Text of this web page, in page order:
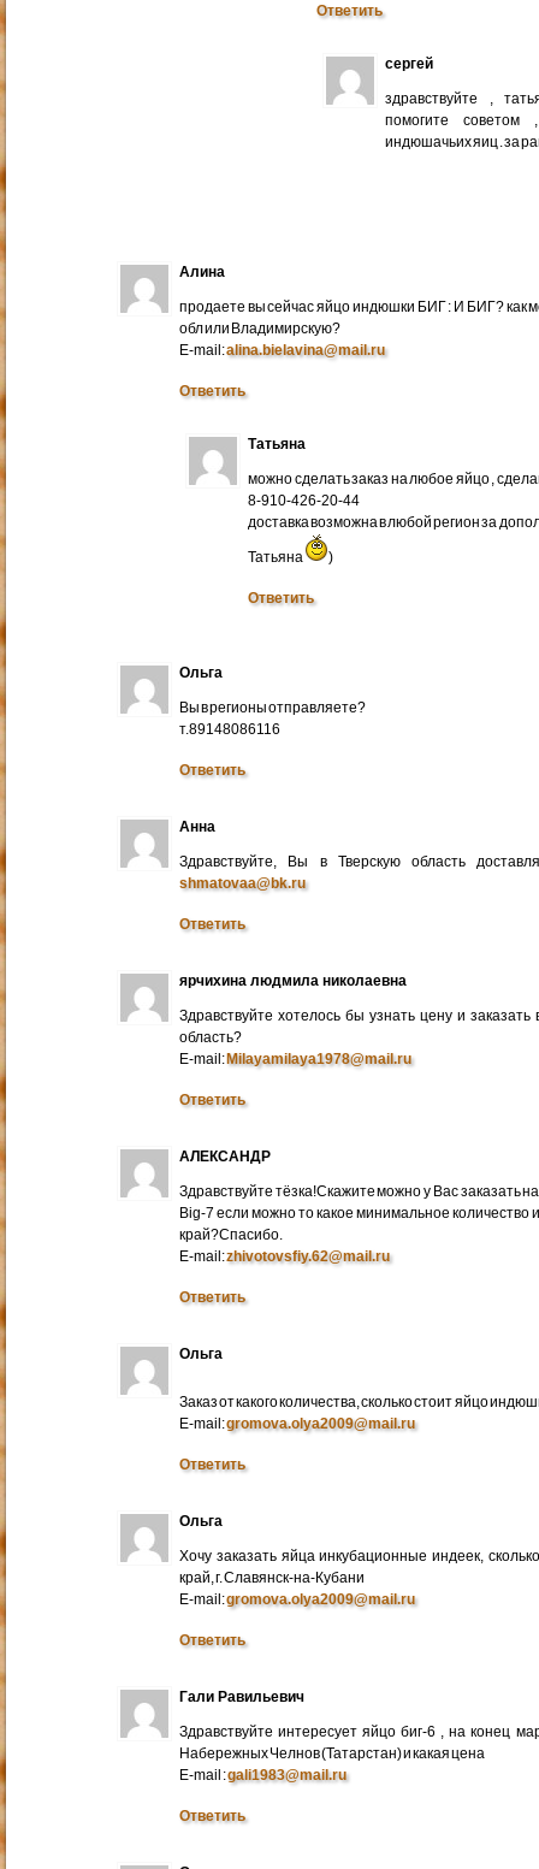
Ответить
сергей
здравствуйте ,
помогите
индюшачьих яиц . за
Алина
продаете вы сейчас яйцо индюшки БИГ : И БИГ? как
обл или Владимирскую?
E-mail:alina.bielavina@mail.ru
Ответить
Татьяна
можно сделать заказ на любое яйцо ,
8-910-426-20-44
доставка возможна в любой регион за
Татьяна )
Ответить
Ольга
Вы в регионы отправляете?
т.89148086116
Ответить
Анна
Здравствуйте, Вы в Тверскую область
shmatovaa@bk.ru
Ответить
ярчихина людмила николаевна
Здравствуйте хотелось бы узнать цену и
область?
E-mail:Milayamilaya1978@mail.ru
Ответить
АЛЕКСАНДР
Здравствуйте тёзка!Скажите можно у Вас заказать
Big-7 если можно то какое минимальное количество
край?Спасибо.
E-mail:zhivotovsfiy.62@mail.ru
Ответить
Ольга
Заказ от какого количества, сколько стоит яйцо
E-mail:gromova.olya2009@mail.ru
Ответить
Ольга
Хочу заказать яйца инкубационные индеек,
край, г. Славянск-на-Кубани
E-mail:gromova.olya2009@mail.ru
Ответить
Гали Равильевич
Здравствуйте интересует яйцо биг-6 , на конец
Набережных Челнов (Татарстан) и какая цена
E-mail :gali1983@mail.ru
Ответить